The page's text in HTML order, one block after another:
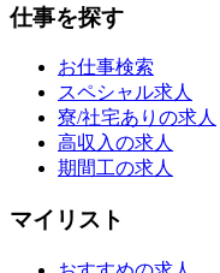
仕事を探す
お仕事検索
スペシャル求人
寮/社宅ありの求人
高収入の求人
期間工の求人
マイリスト